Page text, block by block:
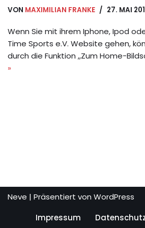
VON MAXIMILIAN FRANKE 27. MAI
Wenn Sie mit ihrem Iphone, Ipod
Time Sports e.V. Website gehen,
durch die Funktion ,,Zum Home-
»
Neve | Präsentiert von WordPress
Impressum